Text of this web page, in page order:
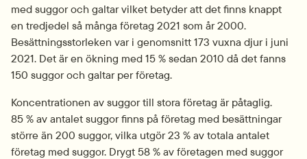
med suggor och galtar vilket betyder att det finns knappt
en tredjedel så många företag 2021 som år 2000.
Besättningsstorleken var i genomsnitt 173 vuxna djur i juni
2021. Det är en ökning med 15 % sedan 2010 då det fanns
150 suggor och galtar per företag.
Koncentrationen av suggor till stora företag är påtaglig.
85 % av antalet suggor finns på företag med besättningar
större än 200 suggor, vilka utgör 23 % av totala antalet
företag med suggor. Drygt 58 % av företagen med suggor